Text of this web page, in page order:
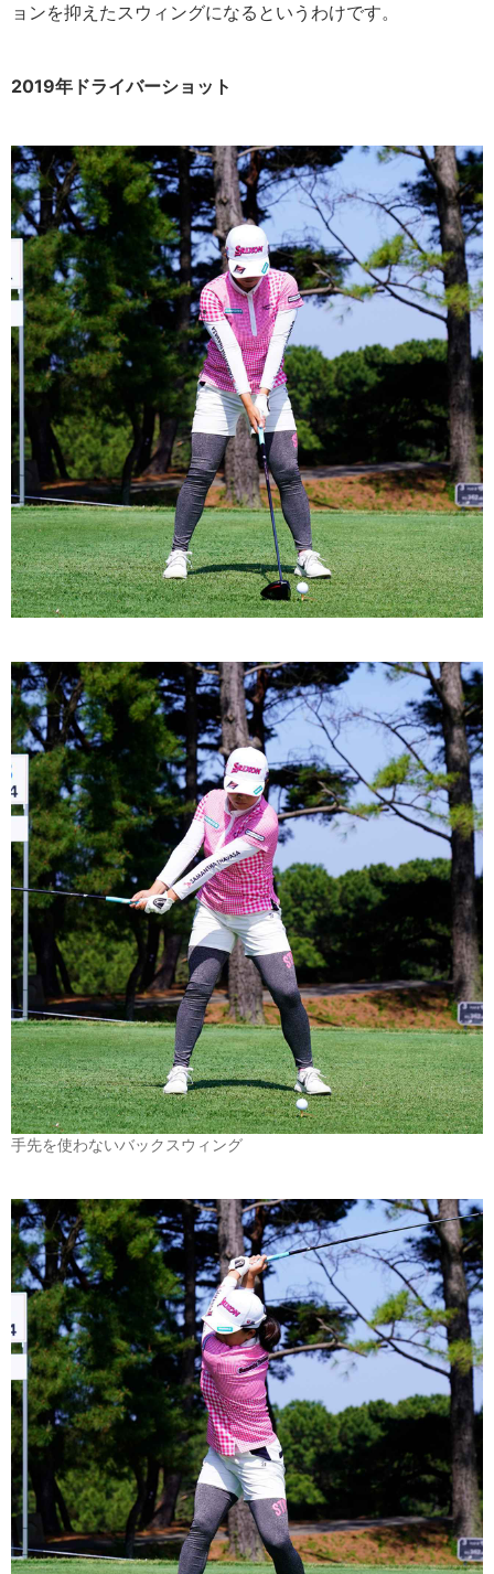
ョンを抑えたスウィングになるというわけです。
2019年ドライバーショット
手先を使わないバックスウィング